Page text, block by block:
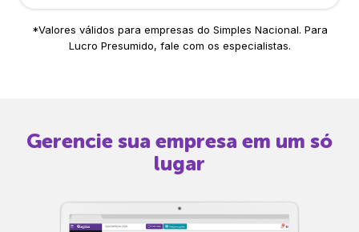
*Valores válidos para empresas do Simples Nacional. Para
Lucro Presumido, fale com os especialistas.
Gerencie sua empresa em um só
lugar